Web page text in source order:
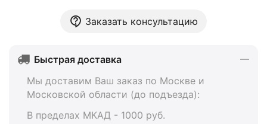
Заказать консультацию
Быстрая доставка
Мы доставим Ваш заказ по Москве и
Московской области (до подъезда):
В пределах МКАД - 1000 руб.